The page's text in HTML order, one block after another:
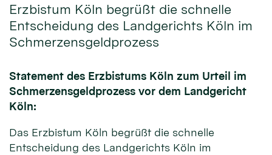
Erzbistum Köln begrüßt die schnelle
Entscheidung des Landgerichts Köln im
Schmerzensgeldprozess
Statement des Erzbistums Köln zum Urteil im
Schmerzensgeldprozess vor dem Landgericht
Köln:
Das Erzbistum Köln begrüßt die schnelle
Entscheidung des Landgerichts Köln im